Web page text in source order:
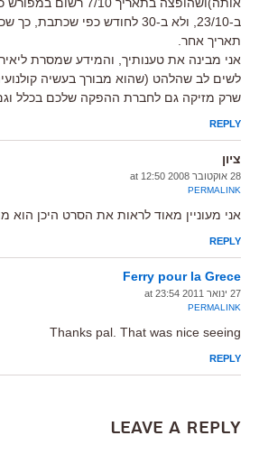
ב-23/10, ולא ב-30 לחודש כפי
תאריך אחר.
אני מבינה את טענותיך, והמידע שמסרת
לשים לב שהלהט (שהוא מבורך בעשיה
שרק מזיקה גם לחברת ההפקה שלכם בכלל
REPLY
ציון
28 אוקטובר 2008 at 12:50
PERMALINK
אני מעוניין מאוד לראות את הסרט היכן הוא
REPLY
Ferry pour la Grece
27 ינואר 2011 at 23:54
PERMALINK
Thanks pal. That was nice seeing
REPLY
Leave a Reply